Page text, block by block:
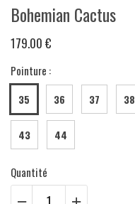
Bohemian Cactus
179.00 €
Pointure :
35 36 37 38
43 44
Quantité